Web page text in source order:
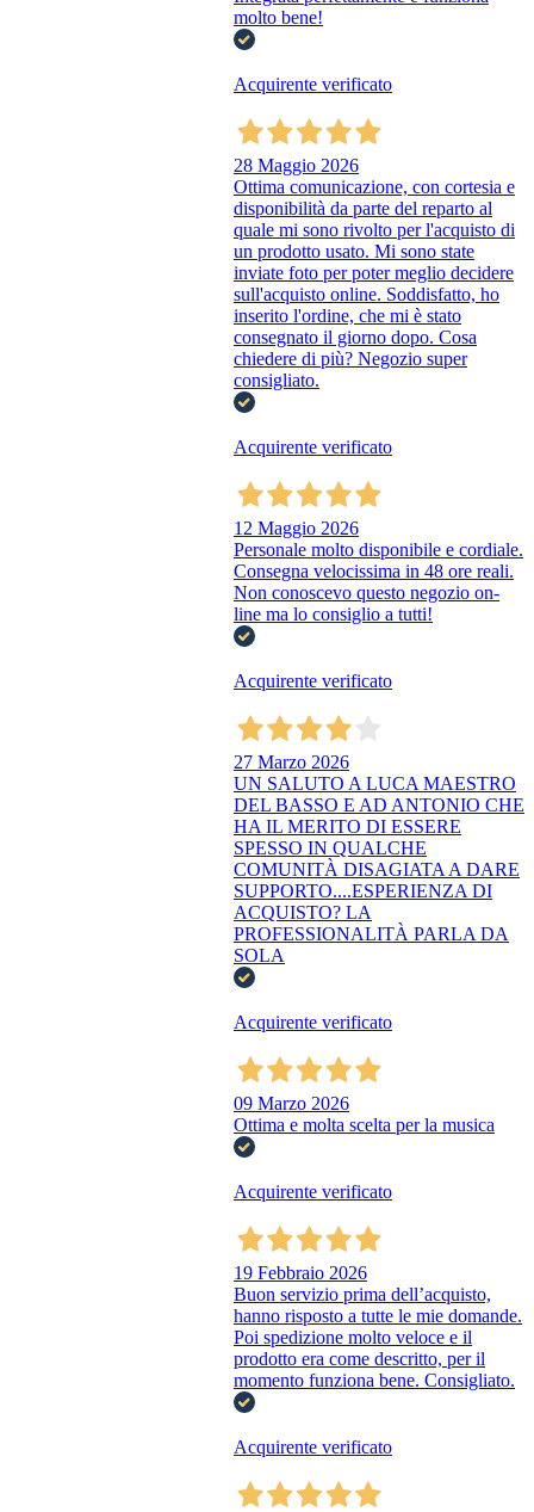
molto bene!
Acquirente verificato
28 Maggio 2026
Ottima comunicazione, con cortesia e
disponibilità da parte del reparto al
quale mi sono rivolto per l'acquisto di
un prodotto usato. Mi sono state
inviate foto per poter meglio decidere
sull'acquisto online. Soddisfatto, ho
inserito l'ordine, che mi è stato
consegnato il giorno dopo. Cosa
chiedere di più? Negozio super
consigliato.
Acquirente verificato
12 Maggio 2026
Personale molto disponibile e cordiale.
Consegna velocissima in 48 ore reali.
Non conoscevo questo negozio on-
line ma lo consiglio a tutti!
Acquirente verificato
27 Marzo 2026
UN SALUTO A LUCA MAESTRO
DEL BASSO E AD ANTONIO CHE
HA IL MERITO DI ESSERE
SPESSO IN QUALCHE
COMUNITÀ DISAGIATA A DARE
SUPPORTO....ESPERIENZA DI
ACQUISTO? LA
PROFESSIONALITÀ PARLA DA
SOLA
Acquirente verificato
09 Marzo 2026
Ottima e molta scelta per la musica
Acquirente verificato
19 Febbraio 2026
Buon servizio prima dell’acquisto,
hanno risposto a tutte le mie domande.
Poi spedizione molto veloce e il
prodotto era come descritto, per il
momento funziona bene. Consigliato.
Acquirente verificato